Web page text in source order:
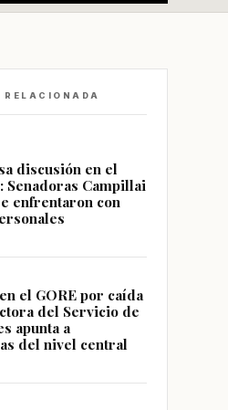
RELACIONADA
discusión en el
Senadoras Campillai
enfrentaron con
el GORE por caída
del Servicio de
apunta a
del nivel central